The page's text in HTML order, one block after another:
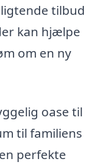
tilbud
kan hjælpe
om en ny
oase til
til familiens
perfekte